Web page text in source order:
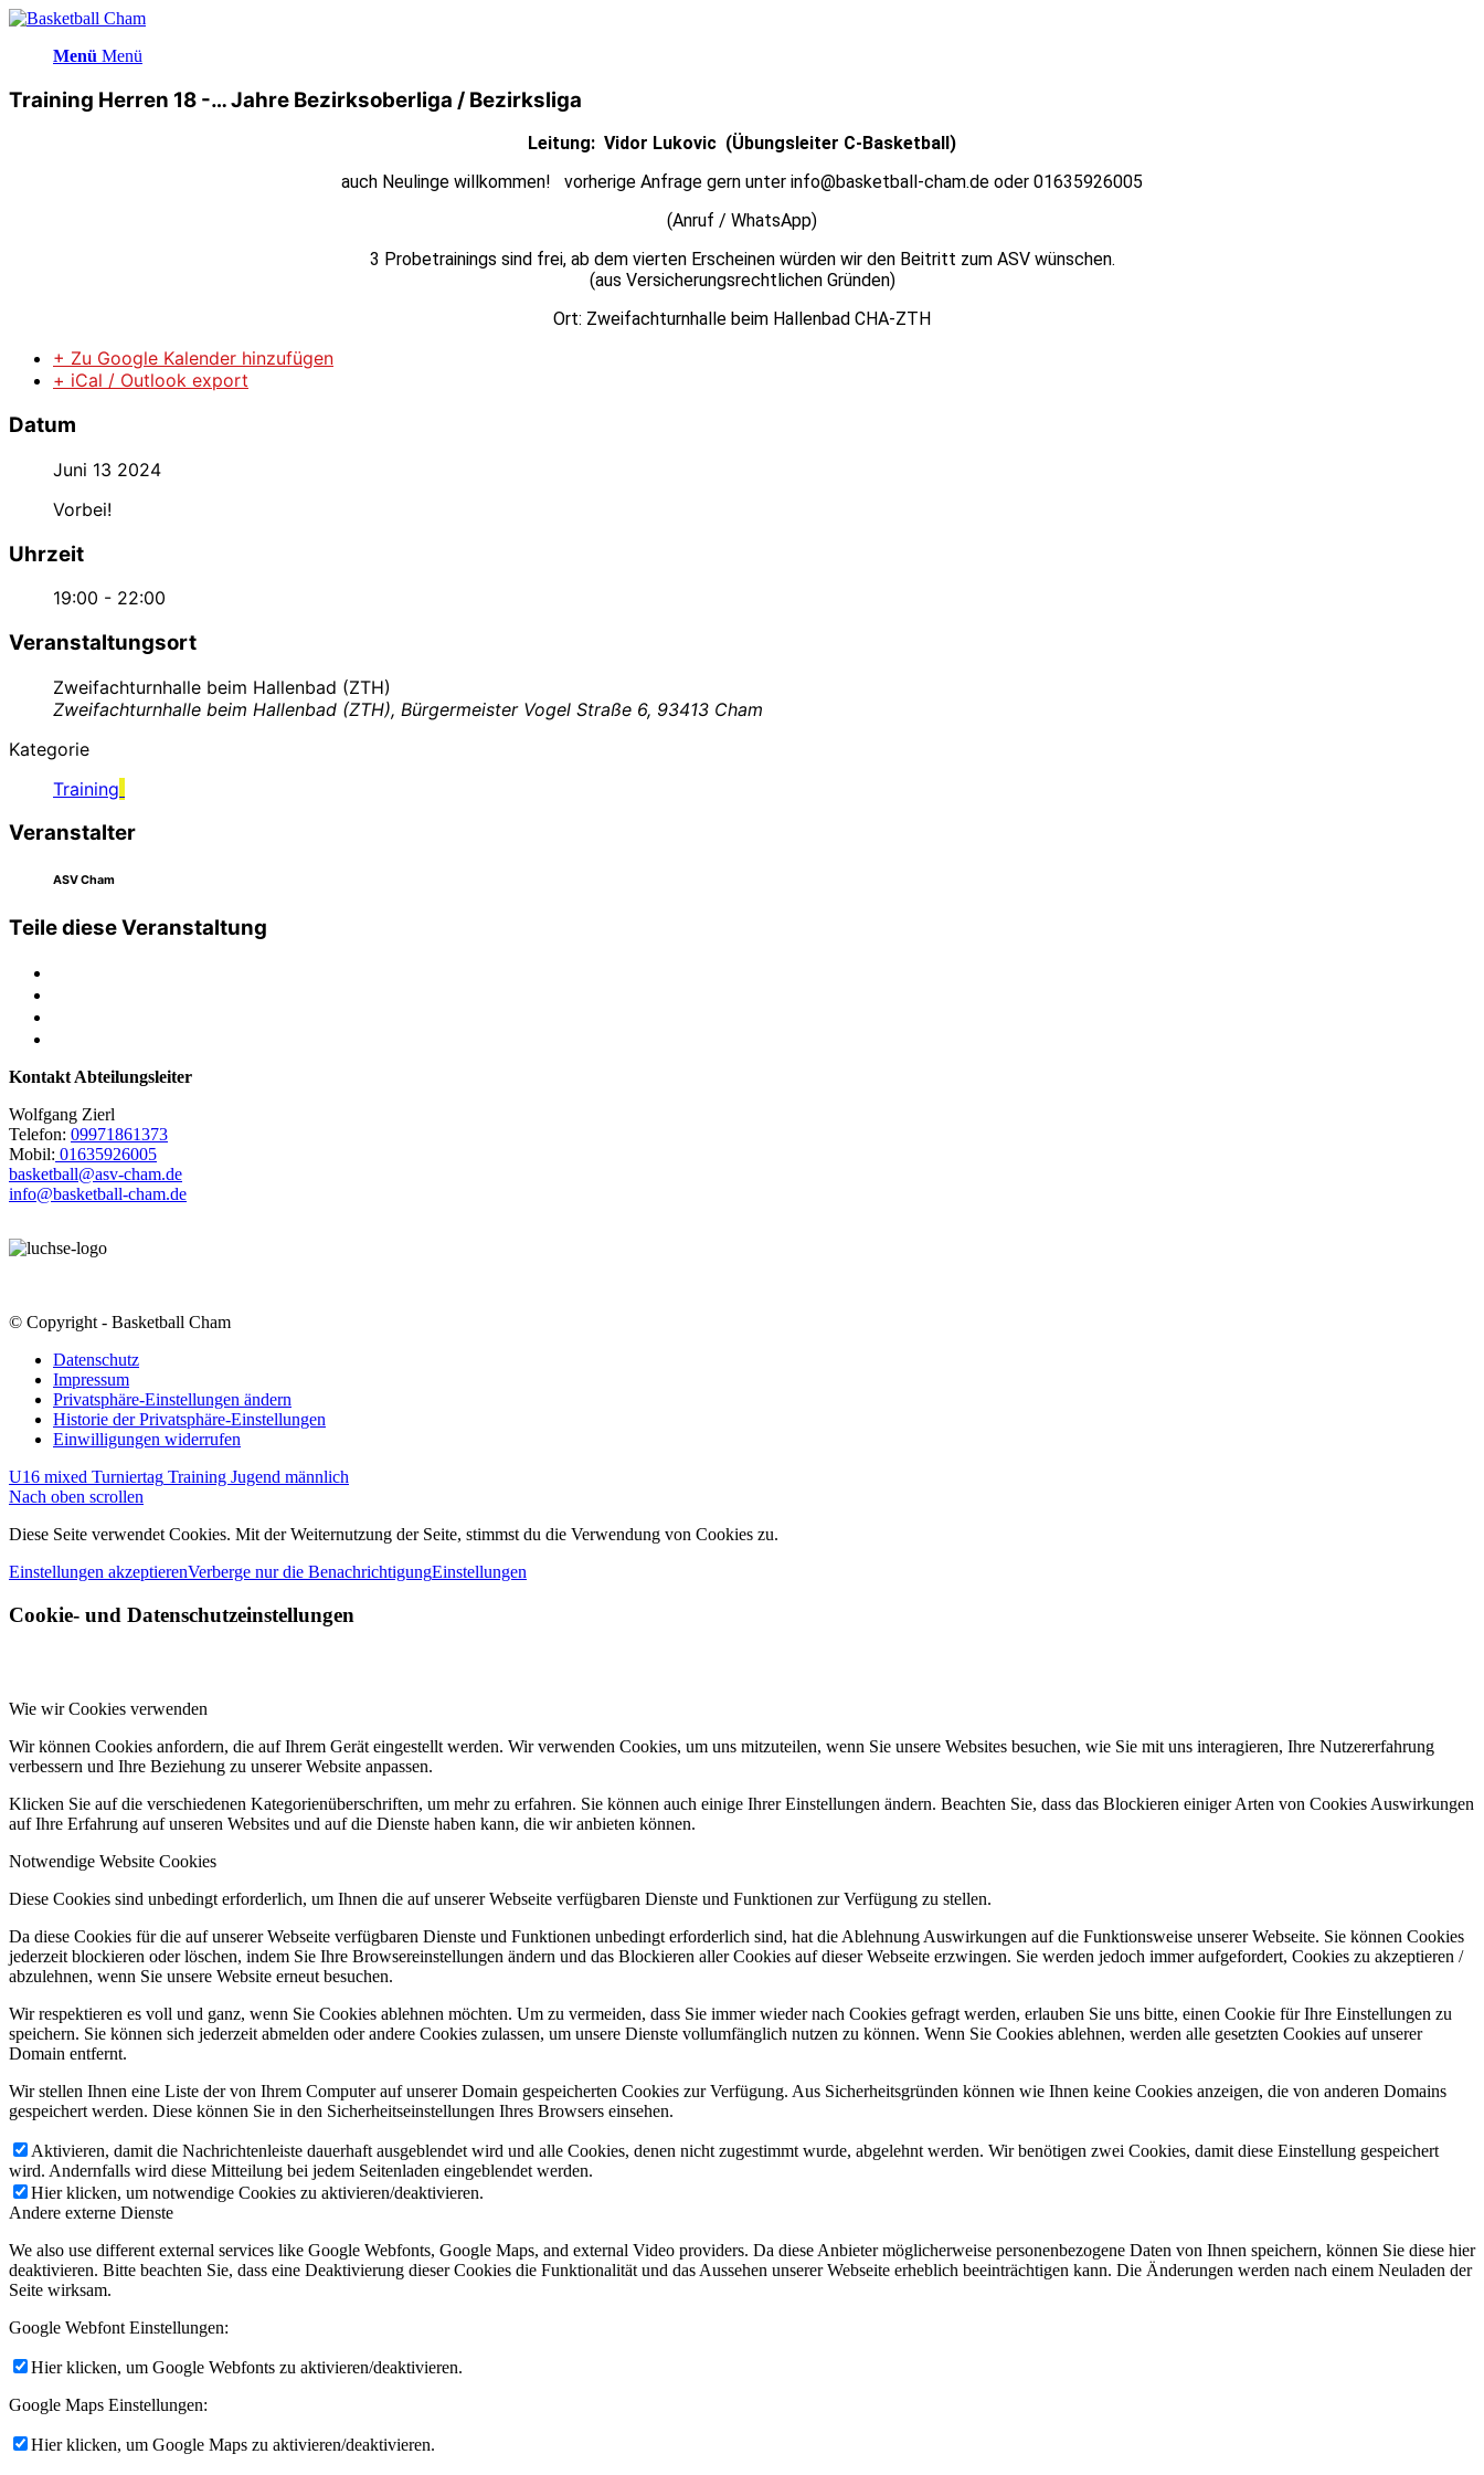
Menü Menü
Training Herren 18 -… Jahre Bezirksoberliga / Bezirksliga
Leitung: Vidor Lukovic (Übungsleiter C-Basketball)
auch Neulinge willkommen! vorherige Anfrage gern unter info@basketball-cham.de oder 01635926005
(Anruf / WhatsApp)
3 Probetrainings sind frei, ab dem vierten Erscheinen würden wir den Beitritt zum ASV wünschen.
(aus Versicherungsrechtlichen Gründen)
Ort: Zweifachturnhalle beim Hallenbad CHA-ZTH
+ Zu Google Kalender hinzufügen
+ iCal / Outlook export
Datum
Juni 13 2024
Vorbei!
Uhrzeit
19:00 - 22:00
Veranstaltungsort
Zweifachturnhalle beim Hallenbad (ZTH)
Zweifachturnhalle beim Hallenbad (ZTH), Bürgermeister Vogel Straße 6, 93413 Cham
Kategorie
Training
Veranstalter
ASV Cham
Teile diese Veranstaltung
Kontakt Abteilungsleiter
Wolfgang Zierl
Telefon: 09971861373
Mobil: 01635926005
basketball@asv-cham.de
info@basketball-cham.de
© Copyright - Basketball Cham
Datenschutz
Impressum
Privatsphäre-Einstellungen ändern
Historie der Privatsphäre-Einstellungen
Einwilligungen widerrufen
U16 mixed Turniertag Training Jugend männlich
Nach oben scrollen
Diese Seite verwendet Cookies. Mit der Weiternutzung der Seite, stimmst du die Verwendung von Cookies zu.
Einstellungen akzeptierenVerberge nur die BenachrichtigungEinstellungen
Cookie- und Datenschutzeinstellungen
Wie wir Cookies verwenden
Wir können Cookies anfordern, die auf Ihrem Gerät eingestellt werden. Wir verwenden Cookies, um uns mitzuteilen, wenn Sie unsere Websites besuchen, wie Sie mit uns interagieren, Ihre Nutzererfahrung
verbessern und Ihre Beziehung zu unserer Website anpassen.
Klicken Sie auf die verschiedenen Kategorienüberschriften, um mehr zu erfahren. Sie können auch einige Ihrer Einstellungen ändern. Beachten Sie, dass das Blockieren einiger Arten von Cookies Auswirkungen
auf Ihre Erfahrung auf unseren Websites und auf die Dienste haben kann, die wir anbieten können.
Notwendige Website Cookies
Diese Cookies sind unbedingt erforderlich, um Ihnen die auf unserer Webseite verfügbaren Dienste und Funktionen zur Verfügung zu stellen.
Da diese Cookies für die auf unserer Webseite verfügbaren Dienste und Funktionen unbedingt erforderlich sind, hat die Ablehnung Auswirkungen auf die Funktionsweise unserer Webseite. Sie können Cookies
jederzeit blockieren oder löschen, indem Sie Ihre Browsereinstellungen ändern und das Blockieren aller Cookies auf dieser Webseite erzwingen. Sie werden jedoch immer aufgefordert, Cookies zu akzeptieren /
abzulehnen, wenn Sie unsere Website erneut besuchen.
Wir respektieren es voll und ganz, wenn Sie Cookies ablehnen möchten. Um zu vermeiden, dass Sie immer wieder nach Cookies gefragt werden, erlauben Sie uns bitte, einen Cookie für Ihre Einstellungen zu
speichern. Sie können sich jederzeit abmelden oder andere Cookies zulassen, um unsere Dienste vollumfänglich nutzen zu können. Wenn Sie Cookies ablehnen, werden alle gesetzten Cookies auf unserer
Domain entfernt.
Wir stellen Ihnen eine Liste der von Ihrem Computer auf unserer Domain gespeicherten Cookies zur Verfügung. Aus Sicherheitsgründen können wie Ihnen keine Cookies anzeigen, die von anderen Domains
gespeichert werden. Diese können Sie in den Sicherheitseinstellungen Ihres Browsers einsehen.
Aktivieren, damit die Nachrichtenleiste dauerhaft ausgeblendet wird und alle Cookies, denen nicht zugestimmt wurde, abgelehnt werden. Wir benötigen zwei Cookies, damit diese Einstellung gespeichert
wird. Andernfalls wird diese Mitteilung bei jedem Seitenladen eingeblendet werden.
Hier klicken, um notwendige Cookies zu aktivieren/deaktivieren.
Andere externe Dienste
We also use different external services like Google Webfonts, Google Maps, and external Video providers. Da diese Anbieter möglicherweise personenbezogene Daten von Ihnen speichern, können Sie diese hier
deaktivieren. Bitte beachten Sie, dass eine Deaktivierung dieser Cookies die Funktionalität und das Aussehen unserer Webseite erheblich beeinträchtigen kann. Die Änderungen werden nach einem Neuladen der
Seite wirksam.
Google Webfont Einstellungen:
Hier klicken, um Google Webfonts zu aktivieren/deaktivieren.
Google Maps Einstellungen:
Hier klicken, um Google Maps zu aktivieren/deaktivieren.